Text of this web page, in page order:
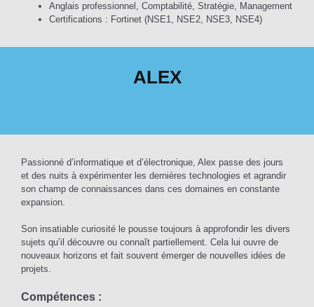
Anglais professionnel, Comptabilité, Stratégie, Management
Certifications : Fortinet (NSE1, NSE2, NSE3, NSE4)
ALEX
Passionné d’informatique et d’électronique, Alex passe des jours
et des nuits à expérimenter les dernières technologies et agrandir
son champ de connaissances dans ces domaines en constante
expansion.
Son insatiable curiosité le pousse toujours à approfondir les divers
sujets qu’il découvre ou connaît partiellement. Cela lui ouvre de
nouveaux horizons et fait souvent émerger de nouvelles idées de
projets.
Compétences :